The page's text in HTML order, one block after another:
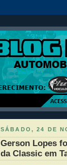
SÁBADO, 24 DE
Gerson Lopes
da Classic em